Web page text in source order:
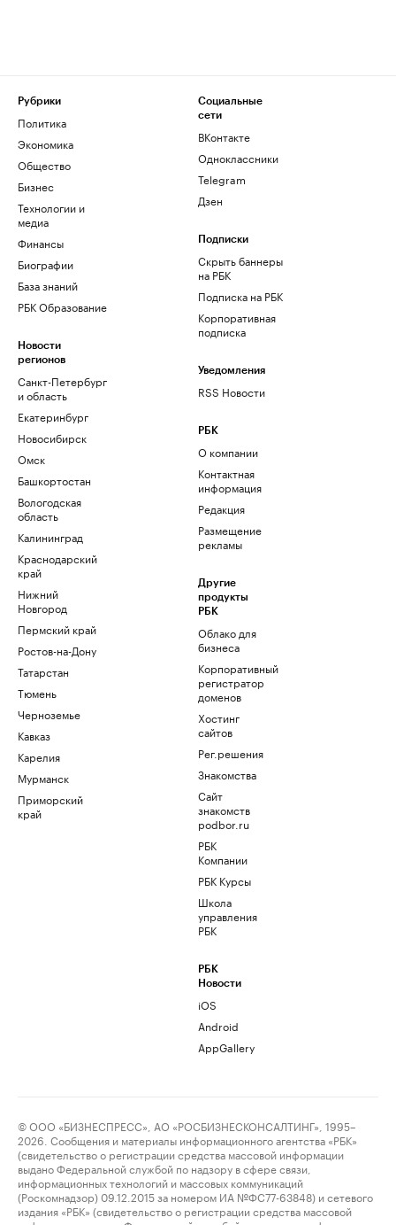
Рубрики
Политика
Экономика
Общество
Бизнес
Технологии и
медиа
Финансы
Биографии
База знаний
РБК Образование
Новости
регионов
Санкт-Петербург
и область
Екатеринбург
Новосибирск
Омск
Башкортостан
Вологодская
область
Калининград
Краснодарский
край
Нижний
Новгород
Пермский край
Ростов-на-Дону
Татарстан
Тюмень
Черноземье
Кавказ
Карелия
Мурманск
Приморский
край
Социальные
сети
ВКонтакте
Одноклассники
Telegram
Дзен
Подписки
Скрыть баннеры
на РБК
Подписка на РБК
Корпоративная
подписка
Уведомления
RSS Новости
РБК
О компании
Контактная
информация
Редакция
Размещение
рекламы
Другие
продукты
РБК
Облако для
бизнеса
Корпоративный
регистратор
доменов
Хостинг
сайтов
Рег.решения
Знакомства
Сайт
знакомств
podbor.ru
РБК
Компании
РБК Курсы
Школа
управления
РБК
РБК
Новости
iOS
Android
AppGallery
© ООО «БИЗНЕСПРЕСС», АО «РОСБИЗНЕСКОНСАЛТИНГ», 1995–
2026. Сообщения и материалы информационного агентства «РБК»
(свидетельство о регистрации средства массовой информации
выдано Федеральной службой по надзору в сфере связи,
информационных технологий и массовых коммуникаций
(Роскомнадзор) 09.12.2015 за номером ИА №ФС77-63848) и сетевого
издания «РБК» (свидетельство о регистрации средства массовой